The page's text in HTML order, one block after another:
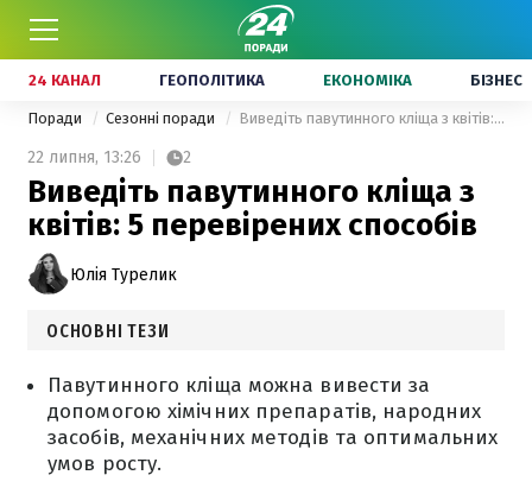
24 КАНАЛ ГЕОПОЛІТИКА ЕКОНОМІКА БІЗНЕС
Поради Сезонні поради Виведіть павутинного кліща з квітів: 5 перевірених способів
22 липня, 13:26 2
Виведіть павутинного кліща з
квітів: 5 перевірених способів
Юлія Турелик
ОСНОВНІ ТЕЗИ
Павутинного кліща можна вивести за
допомогою хімічних препаратів, народних
засобів, механічних методів та оптимальних
умов росту.